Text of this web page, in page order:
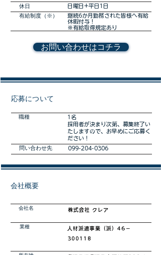
休日 日曜日+平日1日
有給制度（※）
継続6か月勤務された皆様へ有給
休暇付与！
※有給取得規定あり
お問い合わせはコチラ
​応募について
職種
1名
採用者が決まり次第、募集終了い
たしますので、お早めにご応募く
ださい！
​問い合わせ先 099-204-0306
会社概要
会社名 株式会社 クレア​
業種
​人材派遣事業（派）46－
300118